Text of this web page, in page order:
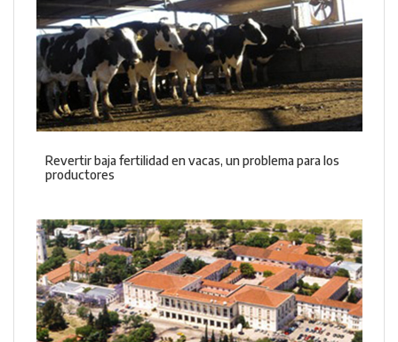
Revertir baja fertilidad en vacas, un problema para los
productores